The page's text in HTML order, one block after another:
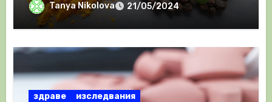
Tanya Nikolova 21/05/2024
здраве изследвания